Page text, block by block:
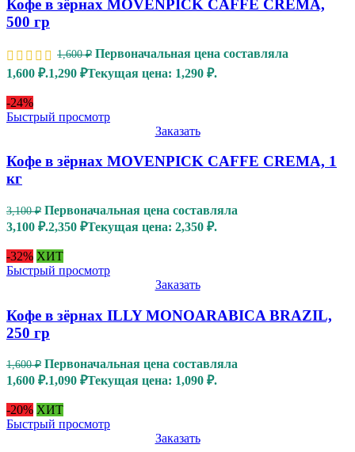
Кофе в зёрнах MOVENPICK CAFFE CREMA,
500 гр
1,600₽ Первоначальная цена составляла
1,600 ₽.1,290 ₽Текущая цена: 1,290 ₽.
-24%
Быстрый просмотр
Заказать
Кофе в зёрнах MOVENPICK CAFFE CREMA, 1
кг
3,100₽ Первоначальная цена составляла
3,100 ₽.2,350 ₽Текущая цена: 2,350 ₽.
-32% ХИТ
Быстрый просмотр
Заказать
Кофе в зёрнах ILLY MONOARABICA BRAZIL,
250 гр
1,600₽ Первоначальная цена составляла
1,600 ₽.1,090 ₽Текущая цена: 1,090 ₽.
-20% ХИТ
Быстрый просмотр
Заказать